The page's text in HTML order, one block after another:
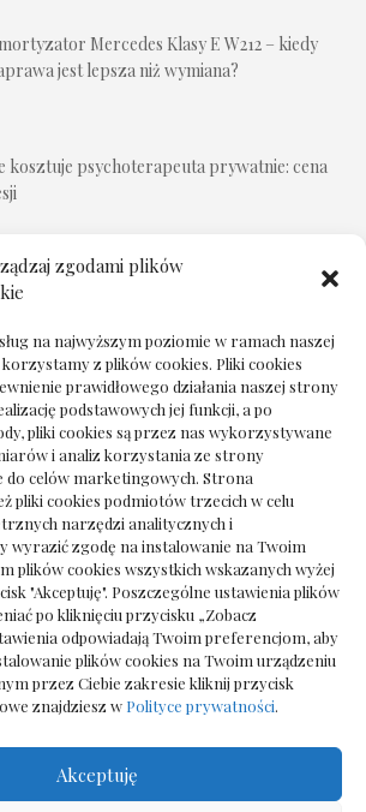
zgodami plików
na najwyższym poziomie w ramach naszej
z plików cookies. Pliki cookies
prawidłowego działania naszej strony
podstawowych jej funkcji, a po
pliki cookies są przez nas wykorzystywane
i analiz korzystania ze strony
do celów marketingowych. Strona
pliki cookies podmiotów trzecich w celu
narzędzi analitycznych i
wyrazić zgodę na instalowanie na Twoim
plików cookies wszystkich wskazanych wyżej
"Akceptuję". Poszczególne ustawienia plików
po kliknięciu przycisku „Zobacz
odpowiadają Twoim preferencjom, aby
plików cookies na Twoim urządzeniu
przez Ciebie zakresie kliknij przycisk
znajdziesz w Polityce prywatności.
Akceptuję
Mercedes Klasy E W212 – kiedy
jest lepsza niż wymiana?
kosztuje psychoterapeuta prywatnie: cena
do odbioru przy zmianie biura
podłogowa do salonu: jak wybrać bez